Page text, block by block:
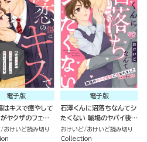
電子版
はキスで癒やして
ヤクザのフェチ
ようで。（単話
おけいど読み切り
電子版
石澤くんに沼落ちなんてシ
たくない 職場のヤバイ後輩
に狙われました（※恋愛的
に）（単話版）
おけいど おけいど読み切り
Collection